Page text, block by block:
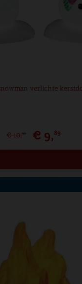
verlichte
€ 10,99 € 9,89